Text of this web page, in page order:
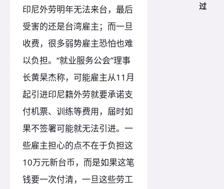
印尼外劳明年无法来台，最后
受害的还是台湾雇主；而一旦
收费，很多弱势雇主恐怕也难
以负担。“就业服务公会”理事
长黄杲杰称，可能雇主从11月
起引进印尼籍外劳就要承诺支
付机票、训练等费用，届时如
果不签署可能就无法引进。一
些雇主担心的点不在于负担这
10万元新台币，而是如果这笔
钱要一次付清，一旦这些劳工
过